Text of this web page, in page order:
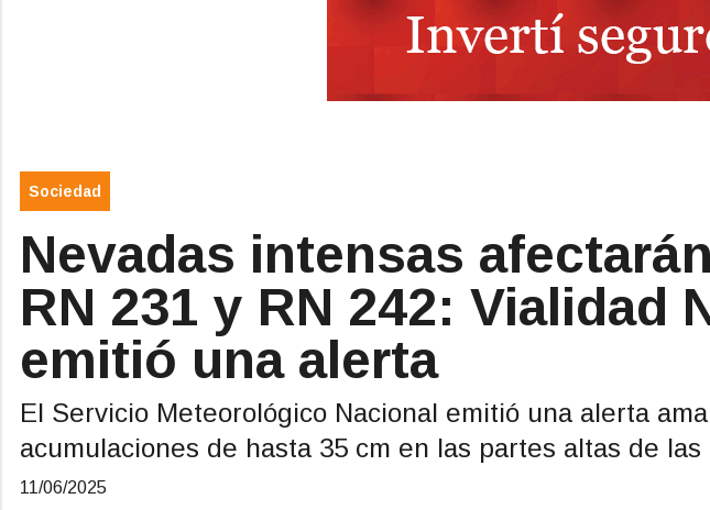
Sociedad
Nevadas intensas
RN 231 y RN 242: Vialidad
emitió una alerta
El Servicio Meteorológico Nacional emitió una alerta
acumulaciones de hasta 35 cm en las partes altas de las
11/06/2025